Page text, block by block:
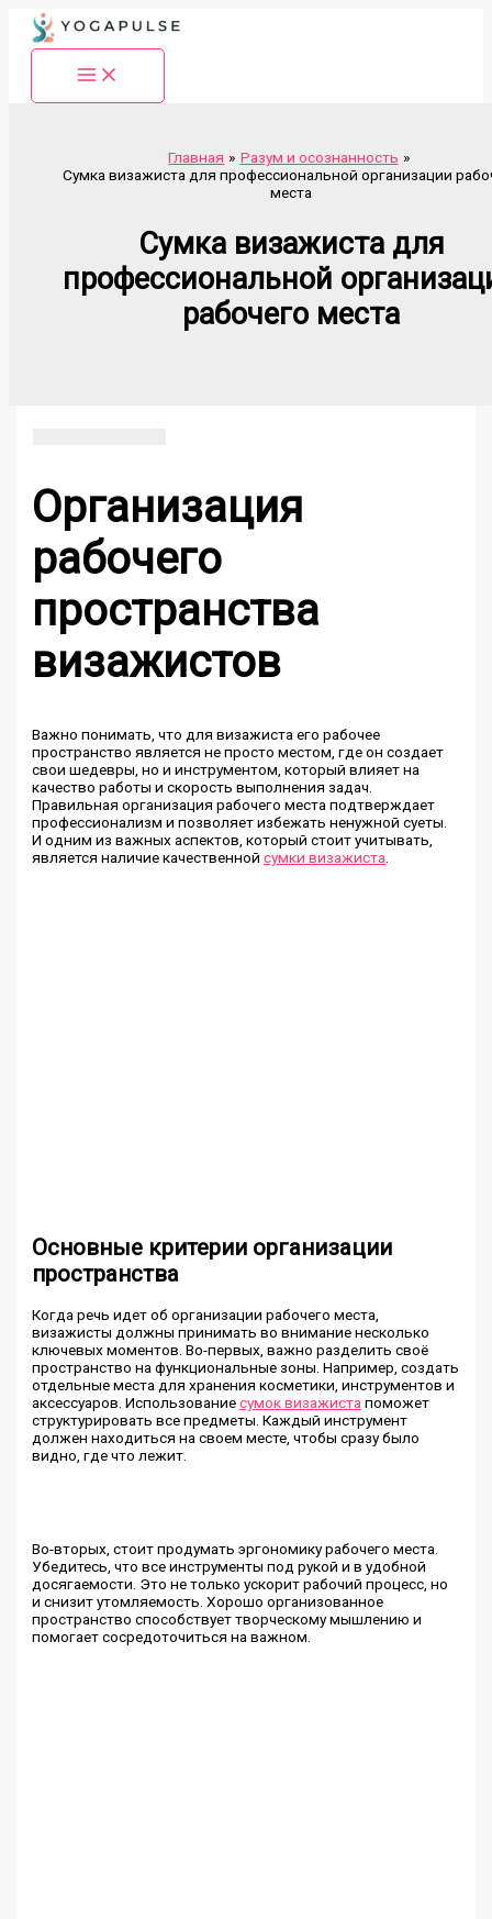
Перейти
содержимому
Главная
Разум и осознанность
Сумка визажиста для профессиональной организации
места
Сумка визажиста для
профессиональной
рабочего места
Организация
рабочего
пространства
визажистов
Важно понимать, что для визажиста его рабочее
пространство является не просто местом, где он создает
свои шедевры, но и инструментом, который влияет на
качество работы и скорость выполнения задач.
Правильная организация рабочего места подтверждает
профессионализм и позволяет избежать ненужной суеты.
И одним из важных аспектов, который стоит учитывать,
является наличие качественнойсумки визажиста
Основные критерии организации
пространства
Когда речь идет об организации рабочего места,
визажисты должны принимать во внимание несколько
ключевых моментов. Во-первых, важно разделить своё
пространство на функциональные зоны. Например, создать
отдельные места для хранения косметики, инструментов и
аксессуаров. Использованиесумок визажиста поможет
структурировать все предметы. Каждый инструмент
должен находиться на своем месте, чтобы сразу было
видно, где что лежит.
Во-вторых, стоит продумать эргономику рабочего места.
Убедитесь, что все инструменты под рукой и в удобной
досягаемости. Это не только ускорит рабочий процесс, но
и снизит утомляемость. Хорошо организованное
пространство способствует творческому мышлению и
помогает сосредоточиться на важном.